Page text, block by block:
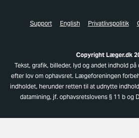
Support English Privatlivspolitik
Copyright Læger.dk
Tekst, grafik, billeder, lyd og andet indhold
efter lov om ophavsret. Lægeforeningen
indholdet, herunder retten til at udnytte
datamining, jf. ophavsretslovens § 11 b og